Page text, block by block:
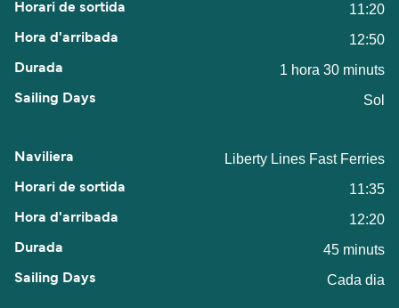
11:20
12:50
1 hora 30 minuts
Sol
Liberty Lines Fast Ferries
11:35
12:20
45 minuts
Cada dia